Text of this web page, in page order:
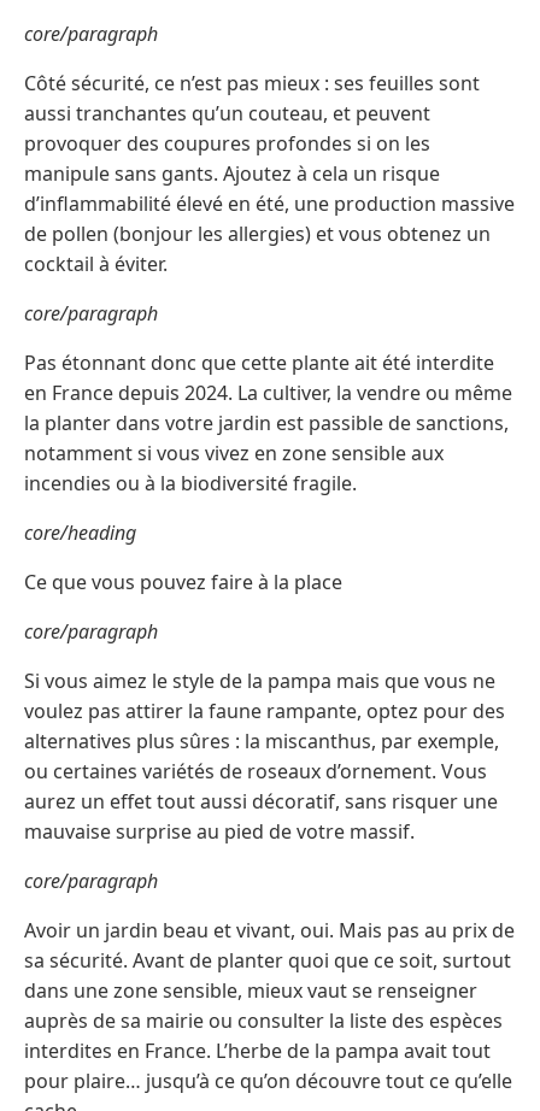
core/paragraph
Côté sécurité, ce n’est pas mieux : ses feuilles sont
aussi tranchantes qu’un couteau, et peuvent
provoquer des coupures profondes si on les
manipule sans gants. Ajoutez à cela un risque
d’inflammabilité élevé en été, une production massive
de pollen (bonjour les allergies) et vous obtenez un
cocktail à éviter.
core/paragraph
Pas étonnant donc que cette plante ait été interdite
en France depuis 2024. La cultiver, la vendre ou même
la planter dans votre jardin est passible de sanctions,
notamment si vous vivez en zone sensible aux
incendies ou à la biodiversité fragile.
core/heading
Ce que vous pouvez faire à la place
core/paragraph
Si vous aimez le style de la pampa mais que vous ne
voulez pas attirer la faune rampante, optez pour des
alternatives plus sûres : la miscanthus, par exemple,
ou certaines variétés de roseaux d’ornement. Vous
aurez un effet tout aussi décoratif, sans risquer une
mauvaise surprise au pied de votre massif.
core/paragraph
Avoir un jardin beau et vivant, oui. Mais pas au prix de
sa sécurité. Avant de planter quoi que ce soit, surtout
dans une zone sensible, mieux vaut se renseigner
auprès de sa mairie ou consulter la liste des espèces
interdites en France. L’herbe de la pampa avait tout
pour plaire… jusqu’à ce qu’on découvre tout ce qu’elle